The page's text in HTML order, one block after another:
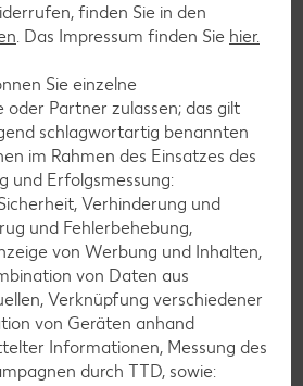
zu allen Rezepten
finden Sie in den
. Das Impressum finden Sie hier.
Sie einzelne
oder Partner zulassen; das gilt
schlagwortartig benannten
im Rahmen des Einsatzes des
und Erfolgsmessung:
Verhinderung und
und Fehlerbehebung,
von Werbung und Inhalten,
von Daten aus
Verknüpfung verschiedener
von Geräten anhand
Informationen, Messung des
durch TTD, sowie: